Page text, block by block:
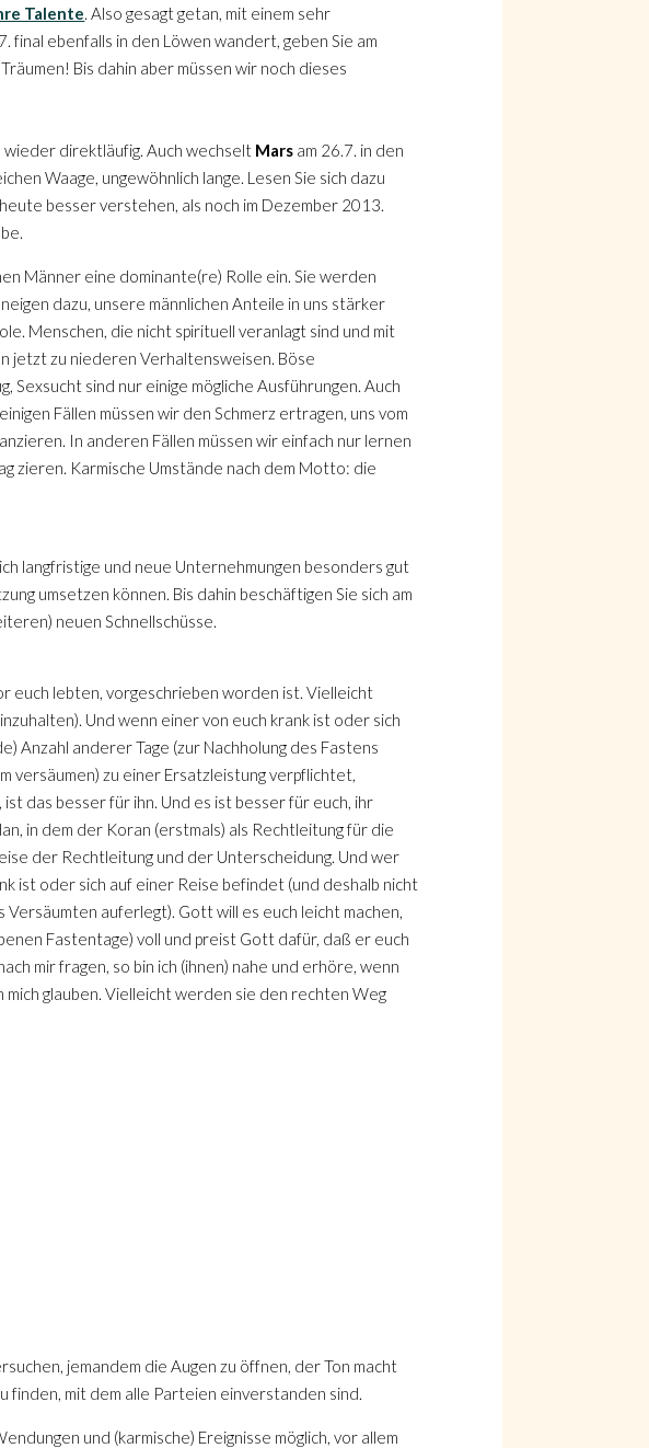
Talente. Also gesagt getan, mit einem sehr
ebenfalls in den Löwen wandert, geben Sie am
Bis dahin aber müssen wir noch dieses
wieder direktläufig. Auch wechselt Mars am 26.7. in den
Waage, ungewöhnlich lange. Lesen Sie sich dazu
besser verstehen, als noch im Dezember 2013.
Männer eine dominante(re) Rolle ein. Sie werden
dazu, unsere männlichen Anteile in uns stärker
Menschen, die nicht spirituell veranlagt sind und mit
jetzt zu niederen Verhaltensweisen. Böse
Sexsucht sind nur einige mögliche Ausführungen. Auch
Fällen müssen wir den Schmerz ertragen, uns vom
In anderen Fällen müssen wir einfach nur lernen
zieren. Karmische Umstände nach dem Motto: die
langfristige und neue Unternehmungen besonders gut
umsetzen können. Bis dahin beschäftigen Sie sich am
neuen Schnellschüsse.
euch lebten, vorgeschrieben worden ist. Vielleicht
Und wenn einer von euch krank ist oder sich
Anzahl anderer Tage (zur Nachholung des Fastens
versäumen) zu einer Ersatzleistung verpflichtet,
das besser für ihn. Und es ist besser für euch, ihr
in dem der Koran (erstmals) als Rechtleitung für die
der Rechtleitung und der Unterscheidung. Und wer
ist oder sich auf einer Reise befindet (und deshalb nicht
auferlegt). Gott will es euch leicht machen,
Fastentage) voll und preist Gott dafür, daß er euch
mir fragen, so bin ich (ihnen) nahe und erhöre, wenn
glauben. Vielleicht werden sie den rechten Weg
jemandem die Augen zu öffnen, der Ton macht
finden, mit dem alle Parteien einverstanden sind.
und (karmische) Ereignisse möglich, vor allem